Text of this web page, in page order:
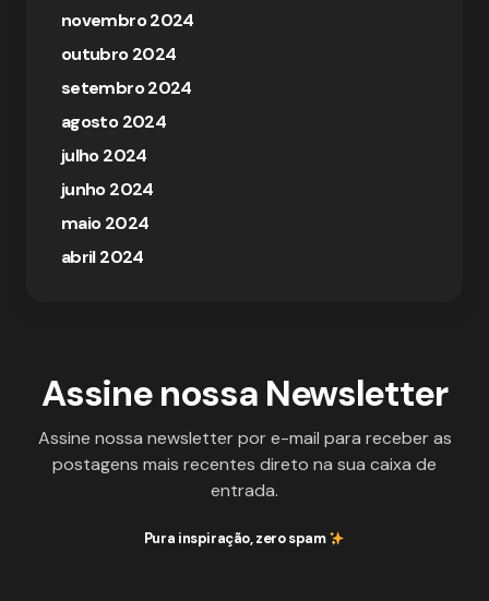
novembro 2024
outubro 2024
setembro 2024
agosto 2024
julho 2024
junho 2024
maio 2024
abril 2024
Assine nossa Newsletter
Assine nossa newsletter por e-mail para receber as
postagens mais recentes direto na sua caixa de
entrada.
Pura inspiração, zero spam